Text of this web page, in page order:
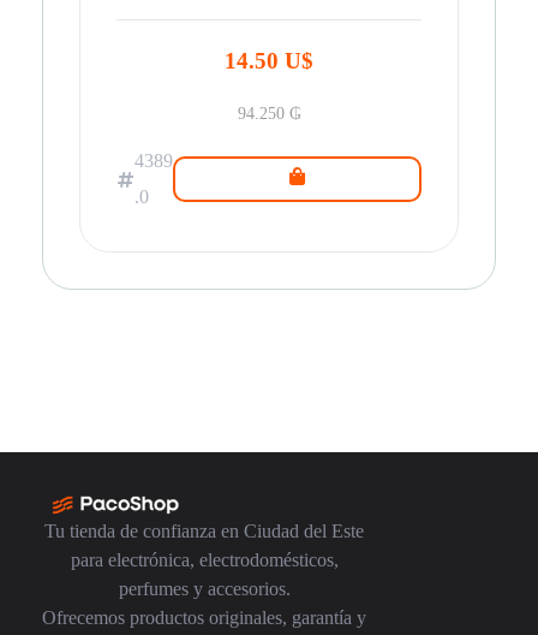
14.50 U$
94.250 ₲
4389
.0
Tu tienda de confianza en Ciudad del Este
para electrónica, electrodomésticos,
perfumes y accesorios.
Ofrecemos productos originales, garantía y